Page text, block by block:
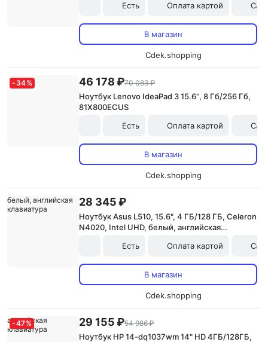
Есть
Оплата картой
В магазин
Cdek.shopping
- 34% 46 178 ₽70 083 ₽
Ноутбук Lenovo IdeaPad 3 15.6'', 8 Гб/256 Гб,
81X800ECUS
Есть
Оплата картой
В магазин
Cdek.shopping
28 345 ₽
Ноутбук Asus L510, 15.6", 4 ГБ/128 ГБ, Celeron
N4020, Intel UHD, белый, английская
Есть
Оплата картой
В магазин
Cdek.shopping
-47% 29 155 ₽54 986 ₽
Ноутбук HP 14-dq1037wm 14" HD 4ГБ/128ГБ,